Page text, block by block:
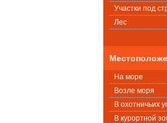
Участки под
Лес
На море
Возле моря
В охотничьих
В курортной